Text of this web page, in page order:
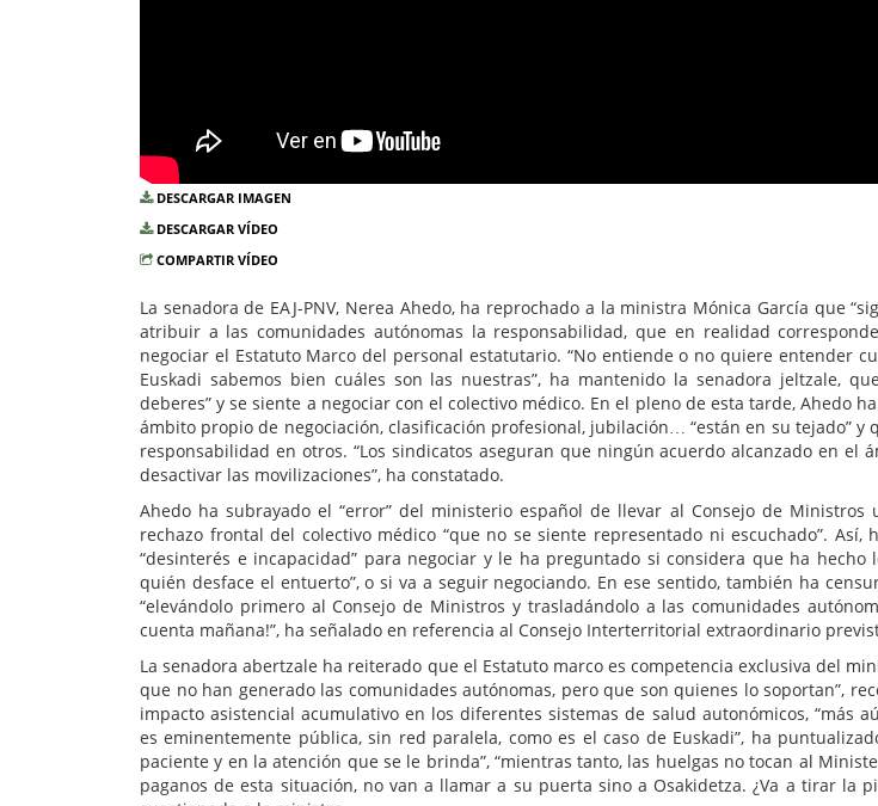
DESCARGAR IMAGEN
DESCARGAR VÍDEO
COMPARTIR VÍDEO
La senadora de EAJ-PNV, Nerea Ahedo, ha reprochado a la ministra Mónica García que
atribuir a las comunidades autónomas la responsabilidad, que en realidad
negociar el Estatuto Marco del personal estatutario. “No entiende o no quiere entender
Euskadi sabemos bien cuáles son las nuestras”, ha mantenido la senadora jeltzale,
deberes” y se siente a negociar con el colectivo médico. En el pleno de esta tarde, Ahedo
ámbito propio de negociación, clasificación profesional, jubilación… “están en su tejado” y
responsabilidad en otros. “Los sindicatos aseguran que ningún acuerdo alcanzado en el
desactivar las movilizaciones”, ha constatado.
Ahedo ha subrayado el “error” del ministerio español de llevar al Consejo de Ministros
rechazo frontal del colectivo médico “que no se siente representado ni escuchado”.
“desinterés e incapacidad” para negociar y le ha preguntado si considera que ha hecho
quién desface el entuerto”, o si va a seguir negociando. En ese sentido, también ha
“elevándolo primero al Consejo de Ministros y trasladándolo a las comunidades
cuenta mañana!”, ha señalado en referencia al Consejo Interterritorial extraordinario
La senadora abertzale ha reiterado que el Estatuto marco es competencia exclusiva del
que no han generado las comunidades autónomas, pero que son quienes lo soportan”,
impacto asistencial acumulativo en los diferentes sistemas de salud autonómicos, “más
es eminentemente pública, sin red paralela, como es el caso de Euskadi”, ha
paciente y en la atención que se le brinda”, “mientras tanto, las huelgas no tocan al
paganos de esta situación, no van a llamar a su puerta sino a Osakidetza. ¿Va a tirar la